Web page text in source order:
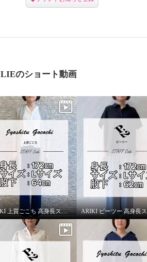
LIEのショート動画
ARIKI 上質ごこち 高身長スタッフがはいてみました！